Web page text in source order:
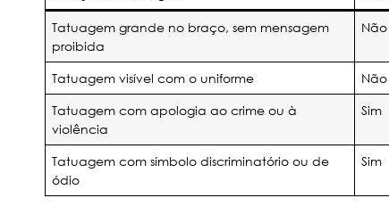
Tatuagem grande no braço, sem mensagem
proibida
Não
Tatuagem visível com o uniforme Não
Tatuagem com apologia ao crime ou à
violência
Sim
Tatuagem com símbolo discriminatório ou de
ódio
Sim